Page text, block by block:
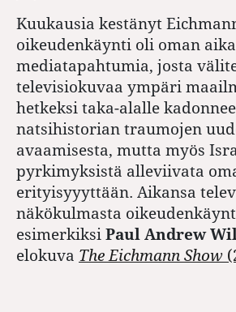
Kuukausia kestänyt
oikeudenkäynti oli oman
mediatapahtumia, josta
televisiokuvaa ympäri
hetkeksi taka-alalle
natsihistorian traumojen
avaamisesta, mutta myös
pyrkimyksistä alleviivata
erityisyyyttään. Aikansa
näkökulmasta
esimerkiksi Paul Andrew
elokuva The Eichmann Show